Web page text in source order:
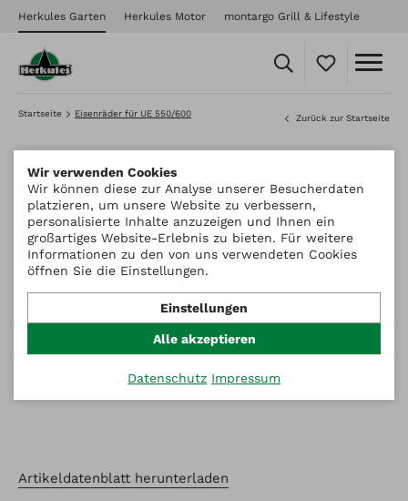
Herkules Garten Herkules Motor montargo Grill & Lifestyle
Startseite Eisenräder für UE 550/600 Zurück zur Startseite
Artikeldatenblatt herunterladen
Wir verwenden Cookies
Wir können diese zur Analyse unserer Besucherdaten
platzieren, um unsere Website zu verbessern,
personalisierte Inhalte anzuzeigen und Ihnen ein
großartiges Website-Erlebnis zu bieten. Für weitere
Informationen zu den von uns verwendeten Cookies
öffnen Sie die Einstellungen.
Einstellungen
Alle akzeptieren
Datenschutz Impressum